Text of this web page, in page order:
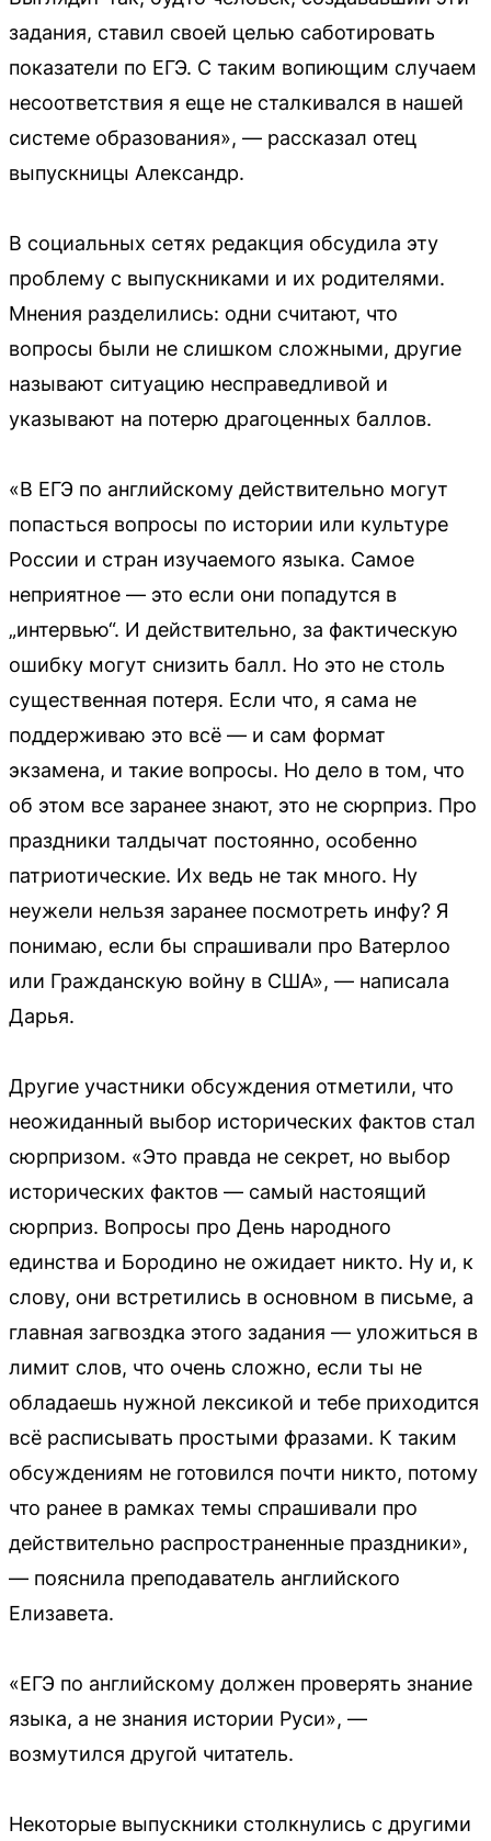
задания, ставил своей целью саботировать
показатели по ЕГЭ. С таким вопиющим случаем
несоответствия я еще не сталкивался в нашей
системе образования», — рассказал отец
выпускницы Александр.
В социальных сетях редакция обсудила эту
проблему с выпускниками и их родителями.
Мнения разделились: одни считают, что
вопросы были не слишком сложными, другие
называют ситуацию несправедливой и
указывают на потерю драгоценных баллов.
«В ЕГЭ по английскому действительно могут
попасться вопросы по истории или культуре
России и стран изучаемого языка. Самое
неприятное — это если они попадутся в
„интервью“. И действительно, за фактическую
ошибку могут снизить балл. Но это не столь
существенная потеря. Если что, я сама не
поддерживаю это всё — и сам формат
экзамена, и такие вопросы. Но дело в том, что
об этом все заранее знают, это не сюрприз. Про
праздники талдычат постоянно, особенно
патриотические. Их ведь не так много. Ну
неужели нельзя заранее посмотреть инфу? Я
понимаю, если бы спрашивали про Ватерлоо
или Гражданскую войну в США», — написала
Дарья.
Другие участники обсуждения отметили, что
неожиданный выбор исторических фактов стал
сюрпризом. «Это правда не секрет, но выбор
исторических фактов — самый настоящий
сюрприз. Вопросы про День народного
единства и Бородино не ожидает никто. Ну и, к
слову, они встретились в основном в письме, а
главная загвоздка этого задания — уложиться в
лимит слов, что очень сложно, если ты не
обладаешь нужной лексикой и тебе приходится
всё расписывать простыми фразами. К таким
обсуждениям не готовился почти никто, потому
что ранее в рамках темы спрашивали про
действительно распространенные праздники»,
— пояснила преподаватель английского
Елизавета.
«ЕГЭ по английскому должен проверять знание
языка, а не знания истории Руси», —
возмутился другой читатель.
Некоторые выпускники столкнулись с другими